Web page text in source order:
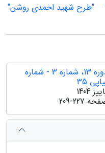
"طرح شهید احمدی روشن"
دوره 13، شماره 3 - شماره
35
1404
209-227